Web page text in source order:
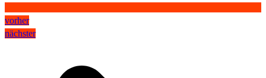
vorher
nächster